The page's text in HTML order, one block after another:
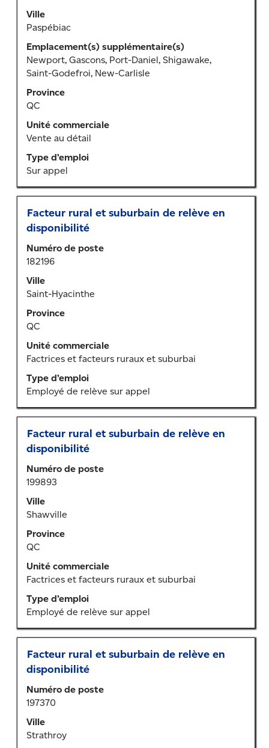
Ville
Paspébiac
Emplacement(s) supplémentaire(s)
Newport, Gascons, Port-Daniel, Shigawake,
Saint-Godefroi, New-Carlisle
Province
QC
Unité commerciale
Vente au détail
Type d’emploi
Sur appel
barre
d’espacement
afficher
tout
le
contenu
des
sur
l’emploi.
Titre
Facteur rural et suburbain de relève en
disponibilité
Numéro de poste
182196
Ville
Saint-Hyacinthe
Province
QC
Unité commerciale
Factrices et facteurs ruraux et suburbai
Type d’emploi
Employé de relève sur appel
Sélectionner
au
moyen
de
la
barre
d’espacement
afficher
tout
le
contenu
renseignements
sur
l’emploi.
Titre
Facteur rural et suburbain de relève en
disponibilité
Numéro de poste
199893
Ville
Shawville
Province
QC
Unité commerciale
Factrices et facteurs ruraux et suburbai
Type d’emploi
Employé de relève sur appel
Sélectionner
au
moyen
de
la
barre
d’espacement
afficher
tout
le
contenu
renseignements
sur
l’emploi.
Titre
Facteur rural et suburbain de relève en
disponibilité
Numéro de poste
197370
Ville
Strathroy
Sélectionner
au
moyen
de
la
barre
d’espacement